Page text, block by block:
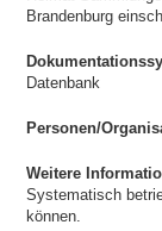
Brandenburg
Datenbank
Personen/
Weitere
Systematisch
können.